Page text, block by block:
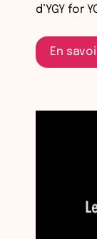
d’YGY for
En